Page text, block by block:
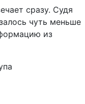
сразу. Судя
чуть меньше
из